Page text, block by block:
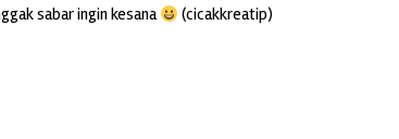
sabar ingin kesana
(cicakkreatip)